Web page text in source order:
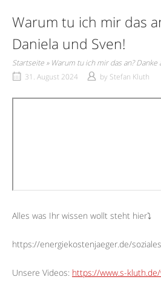
Warum tu ich mir das
Daniela und Sven!
Startseite » Warum tu ich mir das an? Danke
31. August 2024
by Stefan Kluth
Alles was Ihr wissen wollt steht hier⤵︎
https://energiekostenjaeger.de/
Unsere Videos: https://www.s-